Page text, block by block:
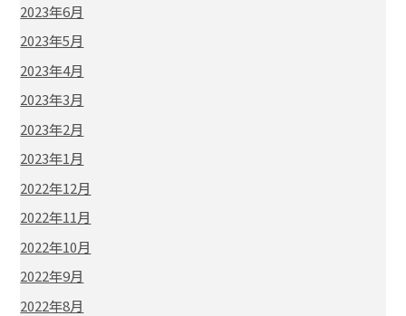
2023年6月
2023年5月
2023年4月
2023年3月
2023年2月
2023年1月
2022年12月
2022年11月
2022年10月
2022年9月
2022年8月